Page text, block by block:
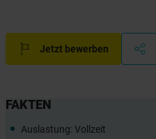
Jetzt bewerben
FAKTEN
Auslastung: Vollzeit